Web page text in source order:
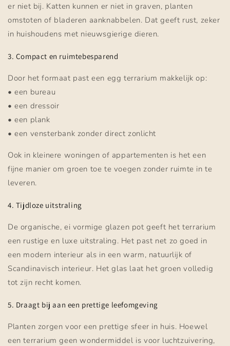
er niet bij. Katten kunnen er niet in graven, planten
omstoten of bladeren aanknabbelen. Dat geeft rust, zeker
in huishoudens met nieuwsgierige dieren.
3. Compact en ruimtebesparend
Door het formaat past een egg terrarium makkelijk op:
• een bureau
• een dressoir
• een plank
• een vensterbank zonder direct zonlicht
Ook in kleinere woningen of appartementen is het een
fijne manier om groen toe te voegen zonder ruimte in te
leveren.
4. Tijdloze uitstraling
De organische, ei vormige glazen pot geeft het terrarium
een rustige en luxe uitstraling. Het past net zo goed in
een modern interieur als in een warm, natuurlijk of
Scandinavisch interieur. Het glas laat het groen volledig
tot zijn recht komen.
5. Draagt bij aan een prettige leefomgeving
Planten zorgen voor een prettige sfeer in huis. Hoewel
een terrarium geen wondermiddel is voor luchtzuivering,